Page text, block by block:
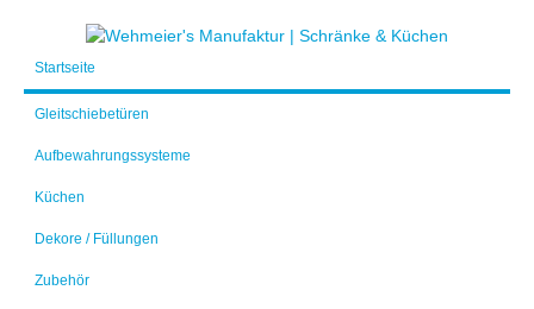
Startseite
Gleitschiebetüren
Aufbewahrungssysteme
Küchen
Dekore / Füllungen
Zubehör